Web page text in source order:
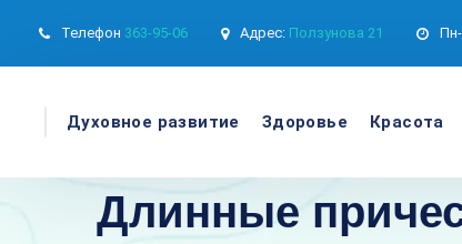
Телефон 363-95-06 Адрес: Ползунова 21
Духовное развитие Здоровье Красота
Длинные